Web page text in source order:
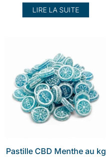
LIRE LA SUITE
Pastille CBD Menthe au kg